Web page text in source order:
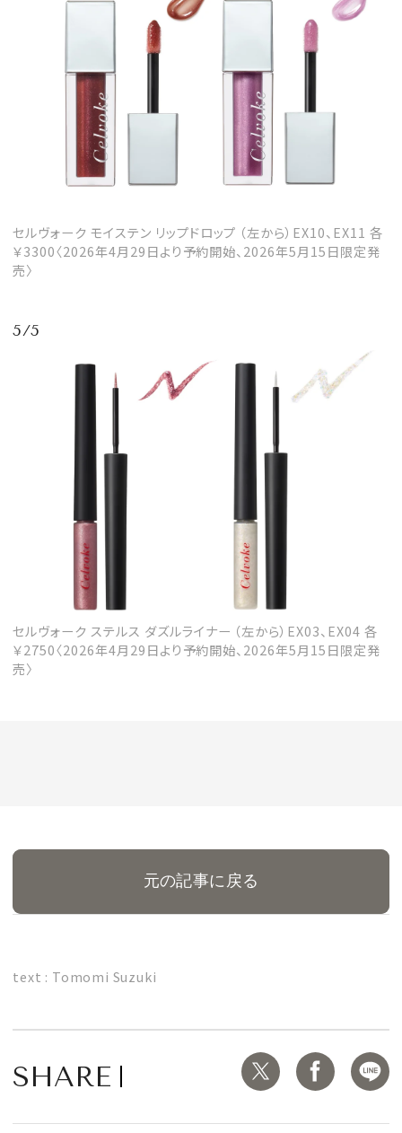
セルヴォーク モイステン リップドロップ （左から）EX10、EX11 各
￥3300〈2026年4月29日より予約開始、2026年5月15日限定発
売〉
5/5
セルヴォーク ステルス ダズルライナー （左から）EX03、EX04 各
￥2750〈2026年4月29日より予約開始、2026年5月15日限定発
売〉
元の記事に戻る
text : Tomomi Suzuki
SHARE